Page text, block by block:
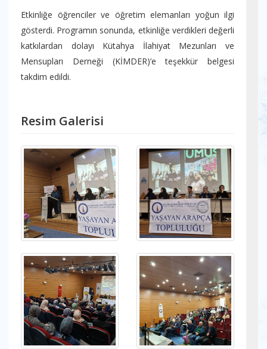
Etkinliğe öğrenciler ve öğretim elemanları yoğun ilgi
gösterdi. Programın sonunda, etkinliğe verdikleri değerli
katkılardan dolayı Kütahya İlahiyat Mezunları ve
Mensupları Derneği (KİMDER)’e teşekkür belgesi
takdim edildi.
Resim Galerisi